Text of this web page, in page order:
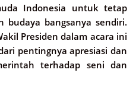
Indonesia untuk tetap
budaya bangsanya sendiri.
Presiden dalam acara ini
pentingnya apresiasi dan
terhadap seni dan